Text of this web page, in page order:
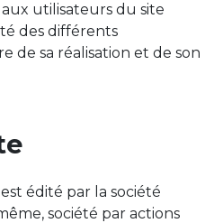
utilisateurs du site
des différents
de sa réalisation et de son
édité par la société
société par actions